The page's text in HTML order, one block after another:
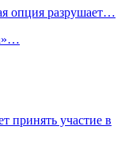
опция разрушает…
принять участие в